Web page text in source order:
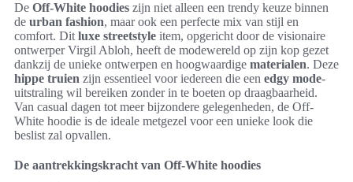
De Off-White hoodies zijn niet alleen een trendy keuze binnen
de urban fashion, maar ook een perfecte mix van stijl en
comfort. Dit luxe streetstyle item, opgericht door de visionaire
ontwerper Virgil Abloh, heeft de modewereld op zijn kop gezet
dankzij de unieke ontwerpen en hoogwaardige materialen. Deze
hippe truien zijn essentieel voor iedereen die een edgy mode-
uitstraling wil bereiken zonder in te boeten op draagbaarheid.
Van casual dagen tot meer bijzondere gelegenheden, de Off-
White hoodie is de ideale metgezel voor een unieke look die
beslist zal opvallen.
De aantrekkingskracht van Off-White hoodies